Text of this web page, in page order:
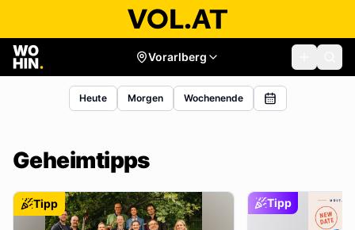
Vorarlberg
Heute Morgen Wochenende
Geheimtipps
Tipp Tipp